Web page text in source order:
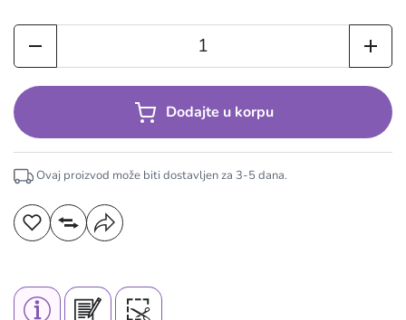
Dodajte u korpu
Ovaj proizvod može biti dostavljen za 3-5dana.